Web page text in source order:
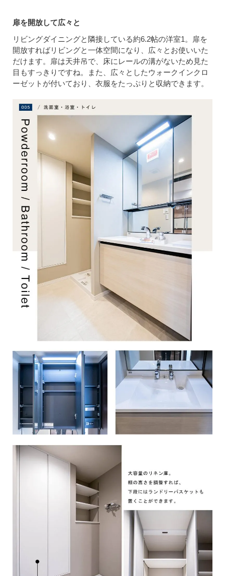
扉を開放して広々と
リビングダイニングと隣接している約6.2帖の洋室1。扉を
開放すればリビングと一体空間になり、広々とお使いいた
だけます。扉は天井吊で、床にレールの溝がないため見た
目もすっきりですね。また、広々としたウォークインクロ
ーゼットが付いており、衣服をたっぷりと収納できます。